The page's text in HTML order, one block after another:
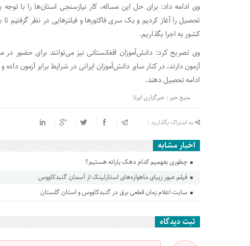
وی ادامه داد: برای حل این مساله، کار نیازسنجی استان‌ها را با
تحصیل را آغاز کردیم و یک سری فاکتورها و فیلترهایی در نظر گرفتیم
کشور به اجرا بگذاریم.
وی تصریح کرد: دانش‌آموزان افغانستانی نیز می‌توانند برای حضور
آزمون دارند، در کنار سایر دانش‌آموزان ایرانی در شرایط برابر آزمون
ادامه تحصیل دهند.
منبع خبر : خبرگزاری ایرنا
به اشتراک بگذارید :
اخبار مشابه
چطوری بفهمیم کدام دهک یارانه هستیم؟
فیلم عبور زیبای ماهواره‌های استارلینک از آسمان گنبدکاووس
سایت اعلام زمان قطعی برق در‌ گنبدکاووس و استان گلستان
ثبت دیدگاه